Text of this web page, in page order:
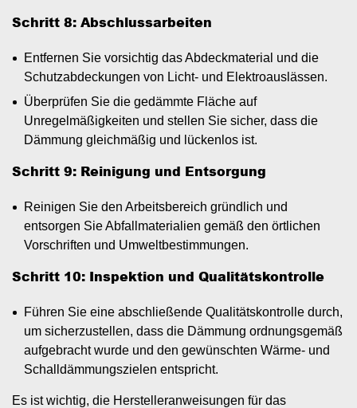
Schritt 8: Abschlussarbeiten
Entfernen Sie vorsichtig das Abdeckmaterial und die
Schutzabdeckungen von Licht- und Elektroauslässen.
Überprüfen Sie die gedämmte Fläche auf
Unregelmäßigkeiten und stellen Sie sicher, dass die
Dämmung gleichmäßig und lückenlos ist.
Schritt 9: Reinigung und Entsorgung
Reinigen Sie den Arbeitsbereich gründlich und
entsorgen Sie Abfallmaterialien gemäß den örtlichen
Vorschriften und Umweltbestimmungen.
Schritt 10: Inspektion und Qualitätskontrolle
Führen Sie eine abschließende Qualitätskontrolle durch,
um sicherzustellen, dass die Dämmung ordnungsgemäß
aufgebracht wurde und den gewünschten Wärme- und
Schalldämmungszielen entspricht.
Es ist wichtig, die Herstelleranweisungen für das